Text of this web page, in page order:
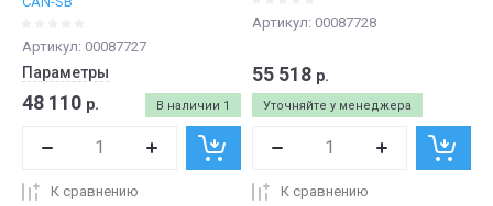
Артикул: 00087727
Параметры
В наличии 1
48 110 р.
К сравнению
Артикул: 00087728
Уточняйте у менеджера
55 518 р.
К сравнению